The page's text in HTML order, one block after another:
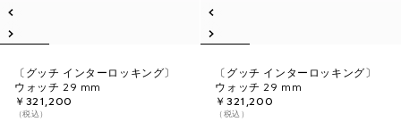
〔グッチ インターロッキング〕
ウォッチ 29 mm
￥321,200
（税込）
〔グッチ インターロッキング〕
ウォッチ 29 mm
￥321,200
（税込）